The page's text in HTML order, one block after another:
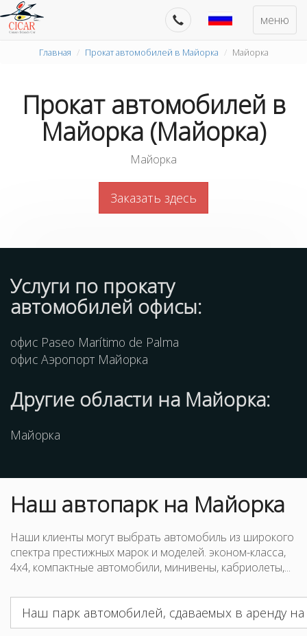
меню
Главная Прокат автомобилей в Майорка Майорка
Прокат автомобилей в
Майорка (Майорка)
Майорка
Заказать здесь
Услуги по прокату
автомобилей офисы:
офис Paseo Marítimo de Palma
офис Аэропорт Майорка
Другие области на Майорка:
Майорка
Наш автопаркна Майорка
Наши клиенты могут выбрать автомобиль из широкого
спектра престижных марок и моделей. эконом-класса,
4x4, компактные автомобили, минивены, кабриолеты,...
Наш парк автомобилей, сдаваемых в аренду на